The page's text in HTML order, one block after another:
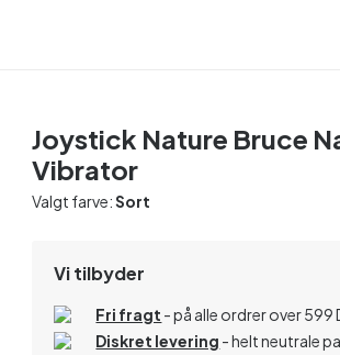
Joystick Nature Bruce
Vibrator
Valgt farve:Sort
Vi tilbyder
Fri fragt - på alle ordrer over 599
Diskret levering - helt neutrale